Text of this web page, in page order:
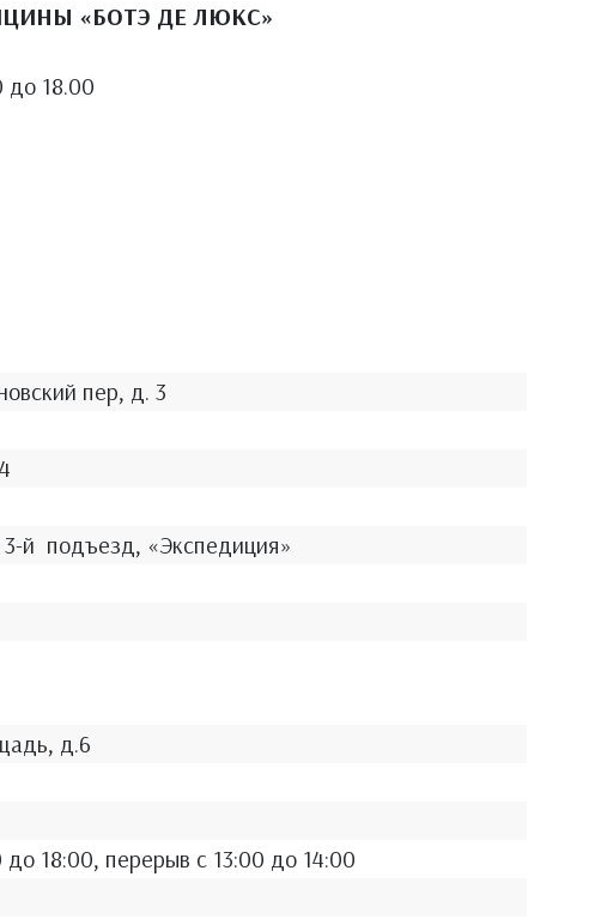
«БОТЭ ДЕ ЛЮКС»
до 18.00
пер, д. 3
й подъезд, «Экспедиция»
д.6
18:00, перерыв с 13:00 до 14:00